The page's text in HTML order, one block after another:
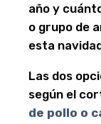
año y
o grupo de
esta
Las dos
según el
de pollo o